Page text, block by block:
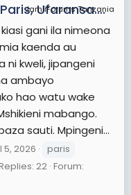
JamiiForums Tanzania
Ufaransa….
gani ila nimeona
kaenda au
ni kweli, jipangeni
ambayo
hao watu wake
mabango.
sauti. Mpingeni...
5, 2026
paris
22 Forum: